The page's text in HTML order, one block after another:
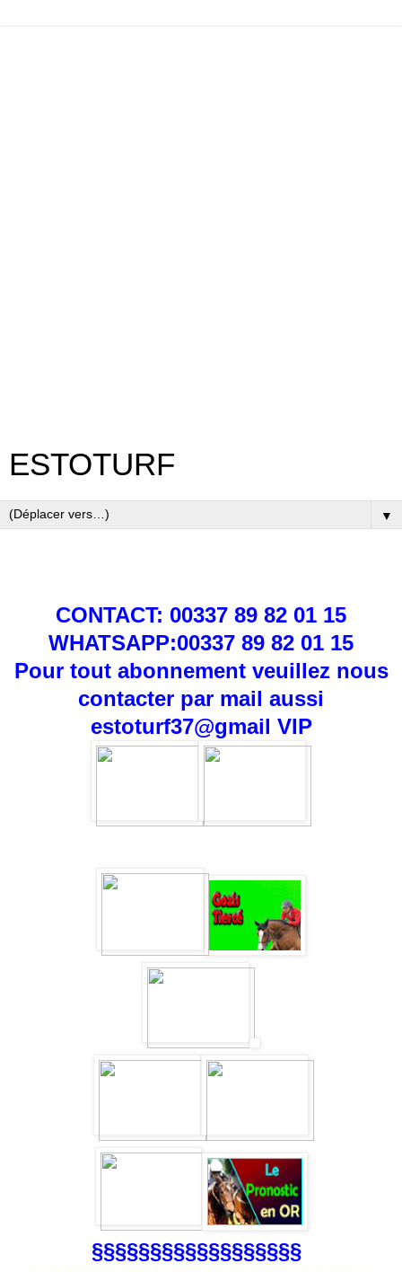
ESTOTURF
▼
CONTACT: 00337 89 82 01 15
WHATSAPP:00337 89 82 01 15
Pour tout abonnement veuillez nous
contacter par mail aussi
estoturf37@gmail VIP
§§§§§§§§§§§§§§§§§§